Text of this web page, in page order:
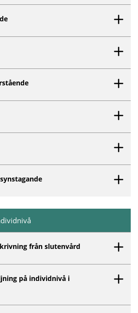
från slutenvård
på individnivå i
dina valda filter.